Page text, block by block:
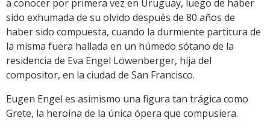
a conocer por primera vez en Uruguay, luego de haber
sido exhumada de su olvido después de 80 años de
haber sido compuesta, cuando la durmiente partitura de
la misma fuera hallada en un húmedo sótano de la
residencia de Eva Engel Löwenberger, hija del
compositor, en la ciudad de San Francisco.
Eugen Engel es asimismo una figura tan trágica como
Grete, la heroína de la única ópera que compusiera.